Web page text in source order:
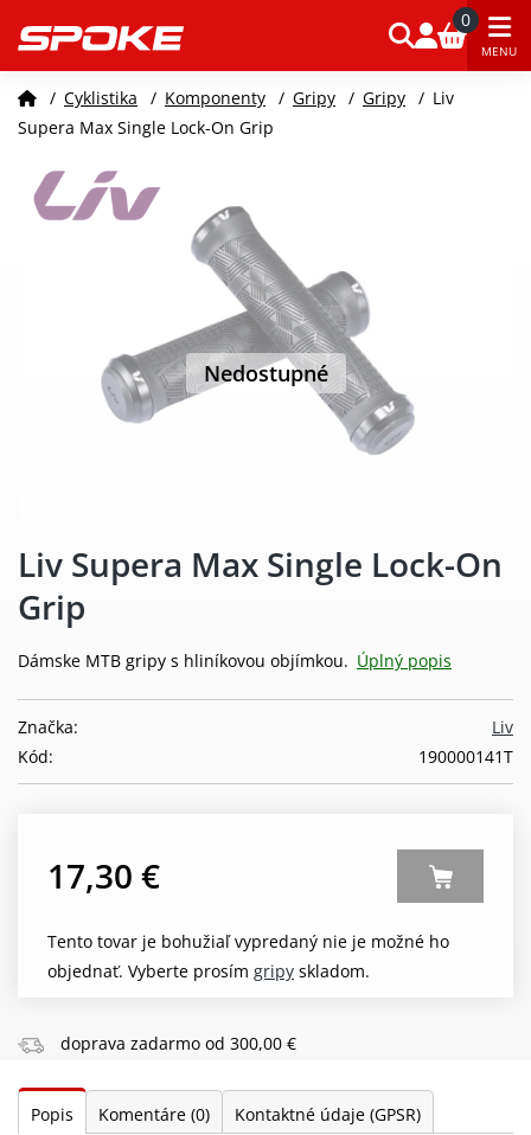
0
MENU
/ Cyklistika / Komponenty / Gripy / Gripy / Liv
Supera Max Single Lock-On Grip
Nedostupné
Liv Supera Max Single Lock-On
Grip
Dámske MTB gripy s hliníkovou objímkou. Úplný popis
Liv
Značka:
190000141T
Kód:
17,30 €
Tento tovar je bohužiaľ vypredaný nie je možné ho
objednať. Vyberte prosím gripy skladom.
doprava zadarmo od 300,00 €
Popis Komentáre (0) Kontaktné údaje (GPSR)